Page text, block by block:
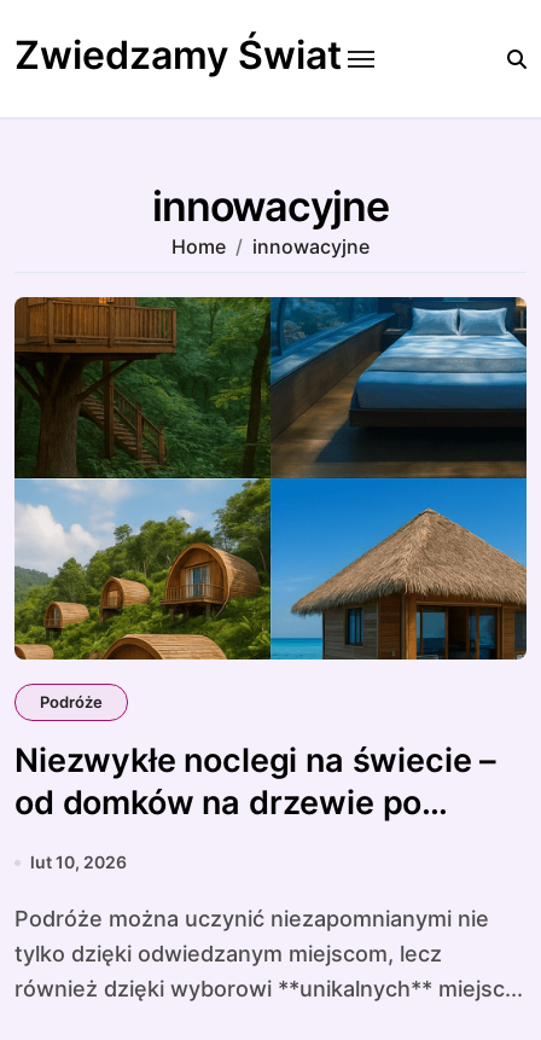
to
content
Zwiedzamy Świat
innowacyjne
Home innowacyjne
Podróże
Niezwykłe noclegi na świecie –
od domków na drzewie po
podwodne hotele
lut 10, 2026
Podróże można uczynić niezapomnianymi nie
tylko dzięki odwiedzanym miejscom, lecz
również dzięki wyborowi **unikalnych** miejsc...